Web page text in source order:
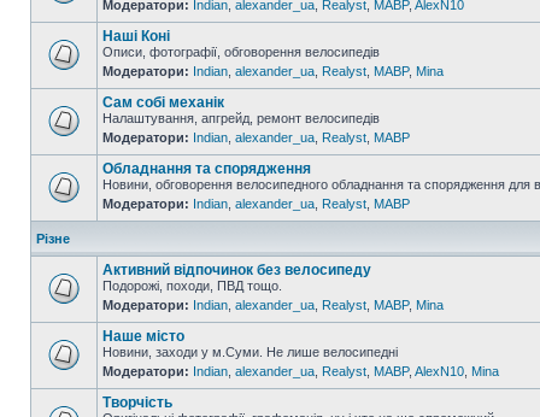
Модератори: Indian alexander_ua Realyst MABP, AlexN10
Наші Коні
Описи, фотографії, обговорення велосипедів
Модератори: Indian alexander_ua Realyst MABP, Mina
Сам собі механік
Налаштування, апгрейд, ремонт велосипедів
Модератори: Indian alexander_ua Realyst MABP
Обладнання та спорядження
Новини, обговорення велосипедного обладнання та спорядження для
Модератори: Indian alexander_ua Realyst MABP
Різне
Активний відпочинок без велосипеду
Подорожі, походи, ПВД тощо.
Модератори: Indian alexander_ua Realyst MABP, Mina
Наше місто
Новини, заходи у м.Суми. Не лише велосипедні
Модератори: Indian alexander_ua Realyst MABP, AlexN10 Mina
Творчість